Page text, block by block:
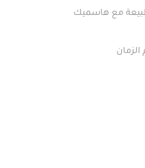
مع هاسميك